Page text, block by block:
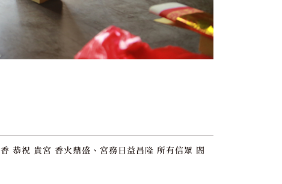
恭祝 貴宮 香火鼎盛、宮務日益昌隆 所有信眾 閤